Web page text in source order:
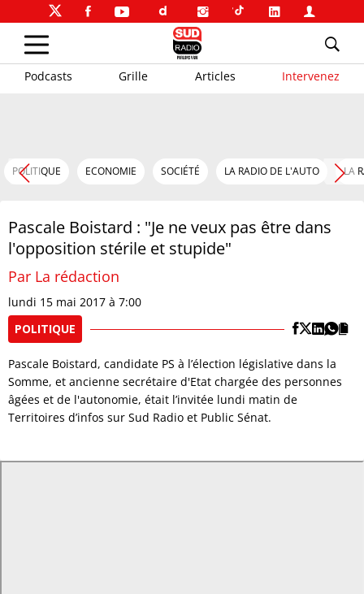
Podcasts Grille Articles Intervenez
POLITIQUE ECONOMIE SOCIÉTÉ LA RADIO DE L'AUTO LA
Pascale Boistard : "Je ne veux pas être dans
l'opposition stérile et stupide"
Par La rédaction
lundi 15 mai 2017 à 7:00
POLITIQUE
Pascale Boistard, candidate PS à l’élection législative dans la
Somme, et ancienne secrétaire d'Etat chargée des personnes
âgées et de l'autonomie, était l’invitée lundi matin de
Territoires d’infos sur Sud Radio et Public Sénat.